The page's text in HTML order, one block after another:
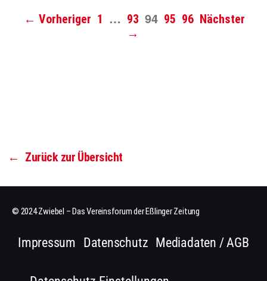
← Vorheriger 1 … 93 94 95 96 Nächster
→
← Zurück zur Übersicht
© 2024 Zwiebel – Das Vereinsforum der Eßlinger Zeitung
Impressum Datenschutz Mediadaten / AGB